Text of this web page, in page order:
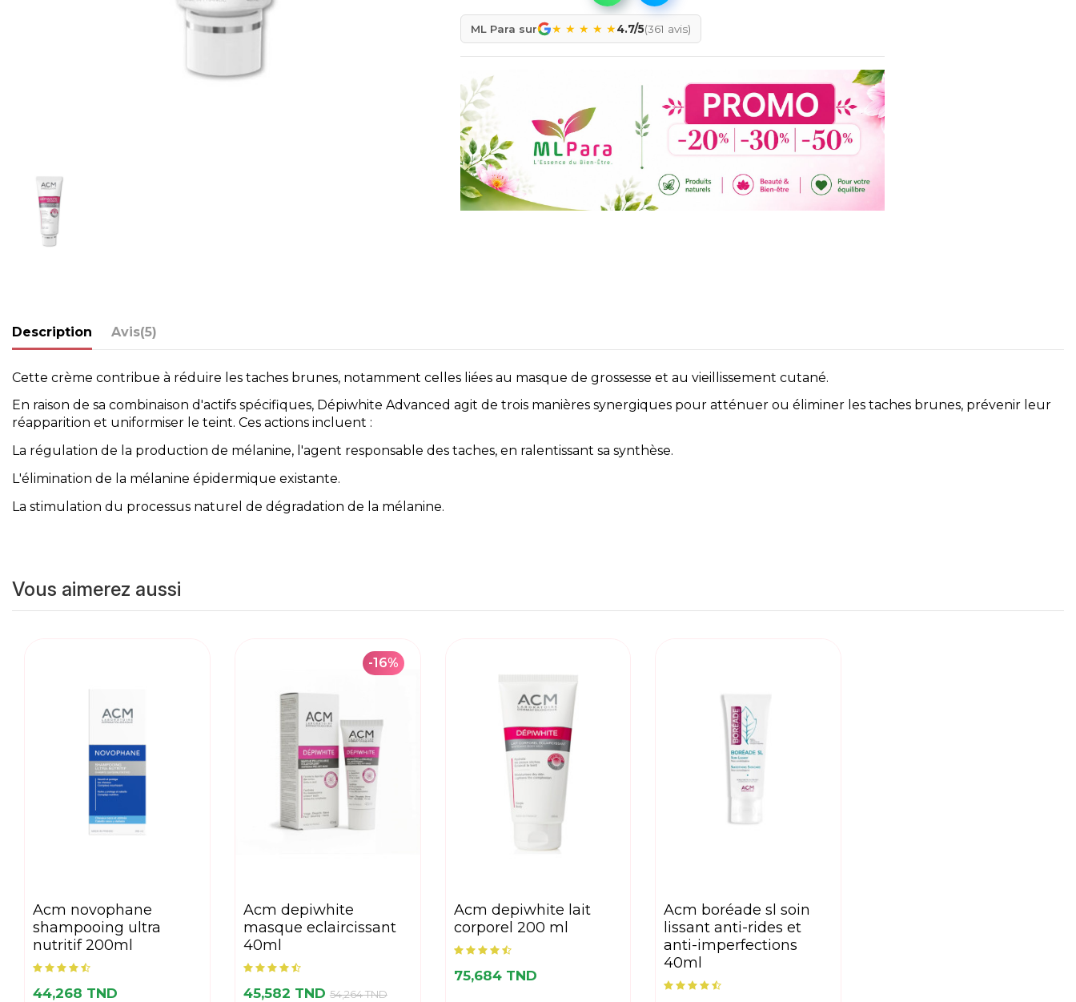
ML Para sur ★ ★ ★ ★ ★4.7/5(361 avis)
Description Avis(5)
Cette crème contribue à réduire les taches brunes, notamment celles liées au masque de grossesse et au vieillissement cutané.
En raison de sa combinaison d'actifs spécifiques, Dépiwhite Advanced agit de trois manières synergiques pour atténuer ou éliminer les taches brunes, prévenir leur
réapparition et uniformiser le teint. Ces actions incluent :
La régulation de la production de mélanine, l'agent responsable des taches, en ralentissant sa synthèse.
L'élimination de la mélanine épidermique existante.
La stimulation du processus naturel de dégradation de la mélanine.
Vous aimerez aussi
acm novophane
shampooing ultra
nutritif 200ml
44,268 TND
-16%
acm depiwhite
masque eclaircissant
40ml
45,582 TND 54,264 TND
acm depiwhite lait
corporel 200 ml
75,684 TND
acm boréade sl soin
lissant anti-rides et
anti-imperfections
40ml